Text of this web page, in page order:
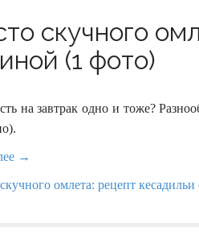
скучного
(1 фото)
на завтрак одно и тоже?
→